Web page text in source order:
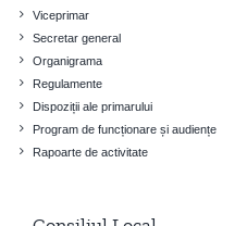
Viceprimar
Secretar general
Organigrama
Regulamente
Dispoziții ale primarului
Program de funcționare și audiențe
Rapoarte de activitate